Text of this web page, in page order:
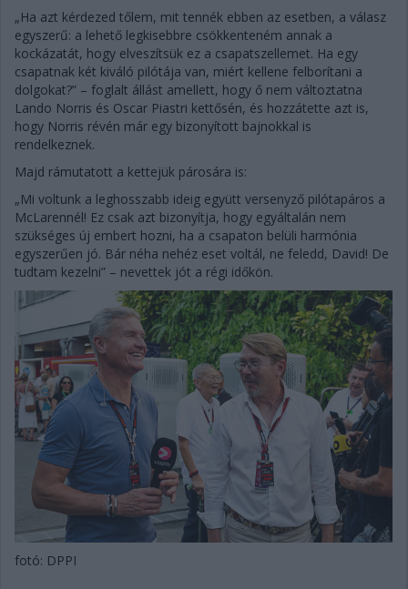
„Ha azt kérdezed tőlem, mit tennék ebben az esetben, a válasz
egyszerű: a lehető legkisebbre csökkenteném annak a
kockázatát, hogy elveszítsük ez a csapatszellemet. Ha egy
csapatnak két kiváló pilótája van, miért kellene felborítani a
dolgokat?” – foglalt állást amellett, hogy ő nem változtatna
Lando Norris és Oscar Piastri kettősén, és hozzátette azt is,
hogy Norris révén már egy bizonyított bajnokkal is
rendelkeznek.
Majd rámutatott a kettejük párosára is:
„Mi voltunk a leghosszabb ideig együtt versenyző pilótapáros a
McLarennél! Ez csak azt bizonyítja, hogy egyáltalán nem
szükséges új embert hozni, ha a csapaton belüli harmónia
egyszerűen jó. Bár néha nehéz eset voltál, ne feledd, David! De
tudtam kezelni” – nevettek jót a régi időkön.
fotó: DPPI